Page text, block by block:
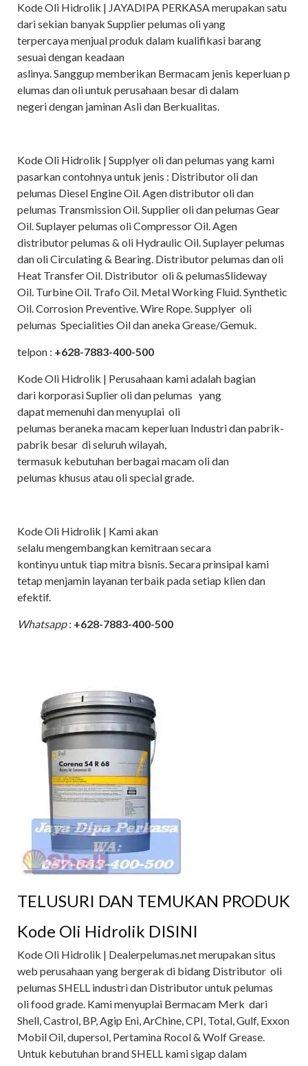
Kode Oli Hidrolik | JAYADIPA PERKASA merupakan satu
dari sekian banyak Supplier pelumas oli yang
terpercaya menjual produk dalam kualifikasi barang
sesuai dengan keadaan
aslinya. Sanggup memberikan Bermacam jenis keperluan p
elumas dan oli untuk perusahaan besar di dalam
negeri dengan jaminan Asli dan Berkualitas.
Kode Oli Hidrolik | Supplyer oli dan pelumas yang kami
pasarkan contohnya untuk jenis : Distributor oli dan
pelumas Diesel Engine Oil. Agen distributor oli dan
pelumas Transmission Oil. Supplier oli dan pelumas Gear
Oil. Suplayer pelumas oli Compressor Oil. Agen
distributor pelumas & oli Hydraulic Oil. Suplayer pelumas
dan oli Circulating & Bearing. Distributor pelumas dan oli
Heat Transfer Oil. Distributor oli & pelumasSlideway
Oil. Turbine Oil. Trafo Oil. Metal Working Fluid. Synthetic
Oil. Corrosion Preventive. Wire Rope. Supplyer oli
pelumas Specialities Oil dan aneka Grease/Gemuk.
telpon : +628-7883-400-500
Kode Oli Hidrolik | Perusahaan kami adalah bagian
dari korporasi Suplier oli dan pelumas yang
dapat memenuhi dan menyuplai oli
pelumas beraneka macam keperluan Industri dan pabrik-
pabrik besar di seluruh wilayah,
termasuk kebutuhan berbagai macam oli dan
pelumas khusus atau oli special grade.
Kode Oli Hidrolik | Kami akan
selalu mengembangkan kemitraan secara
kontinyu untuk tiap mitra bisnis. Secara prinsipal kami
tetap menjamin layanan terbaik pada setiap klien dan
efektif.
Whatsapp: +628-7883-400-500
TELUSURI DAN TEMUKAN PRODUK
Kode Oli Hidrolik DISINI
Kode Oli Hidrolik | Dealerpelumas.net merupakan situs
web perusahaan yang bergerak di bidang Distributor oli
pelumas SHELL industri dan Distributor untuk pelumas
oli food grade. Kami menyuplai Bermacam Merk dari
Shell, Castrol, BP, Agip Eni, ArChine, CPI, Total, Gulf, Exxon
Mobil Oil, dupersol, Pertamina Rocol & Wolf Grease.
Untuk kebutuhan brand SHELL kami sigap dalam